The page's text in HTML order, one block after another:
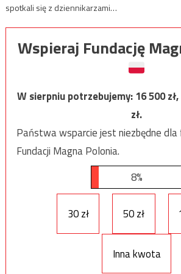
spotkali się z dziennikarzami…
Wspieraj Fundację
W sierpniu potrzebujemy:16 500
zł.
Państwa wsparcie jest niezbędne dla
Fundacji Magna Polonia.
8%
30 zł 50 zł
Inna kwota